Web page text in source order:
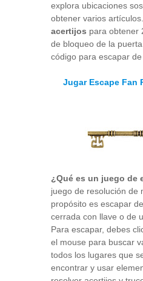
explora ubicaciones
obtener varios artículos.
acertijos para obtener
de bloqueo de la
código para escapar
Jugar Escape Fan
¿Qué es un juego de
juego de resolución de
propósito es escapar
cerrada con llave o de
Para escapar, debes
el mouse para buscar
todos los lugares que
encontrar y usar